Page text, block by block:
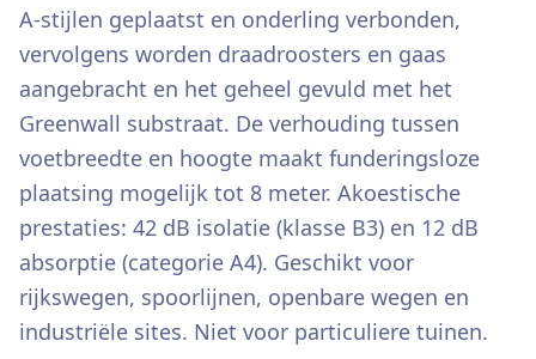
A-stijlen geplaatst en onderling verbonden,
vervolgens worden draadroosters en gaas
aangebracht en het geheel gevuld met het
Greenwall substraat. De verhouding tussen
voetbreedte en hoogte maakt funderingsloze
plaatsing mogelijk tot 8 meter. Akoestische
prestaties: 42 dB isolatie (klasse B3) en 12 dB
absorptie (categorie A4). Geschikt voor
rijkswegen, spoorlijnen, openbare wegen en
industriële sites. Niet voor particuliere tuinen.